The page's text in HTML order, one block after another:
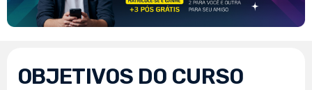
OBJETIVOS DO CURSO